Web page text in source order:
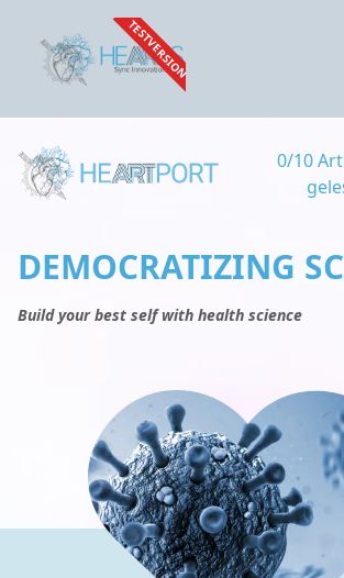
TESTVERSION
0/10
DEMOCRATIZING
Build your best self with health science